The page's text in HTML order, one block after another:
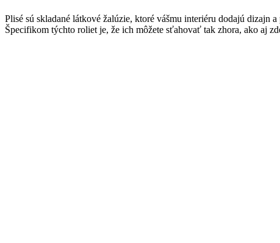
Plisé sú skladané látkové žalúzie, ktoré vášmu interiéru dodajú dizajn
Špecifikom týchto roliet je, že ich môžete sťahovať tak zhora, ako aj